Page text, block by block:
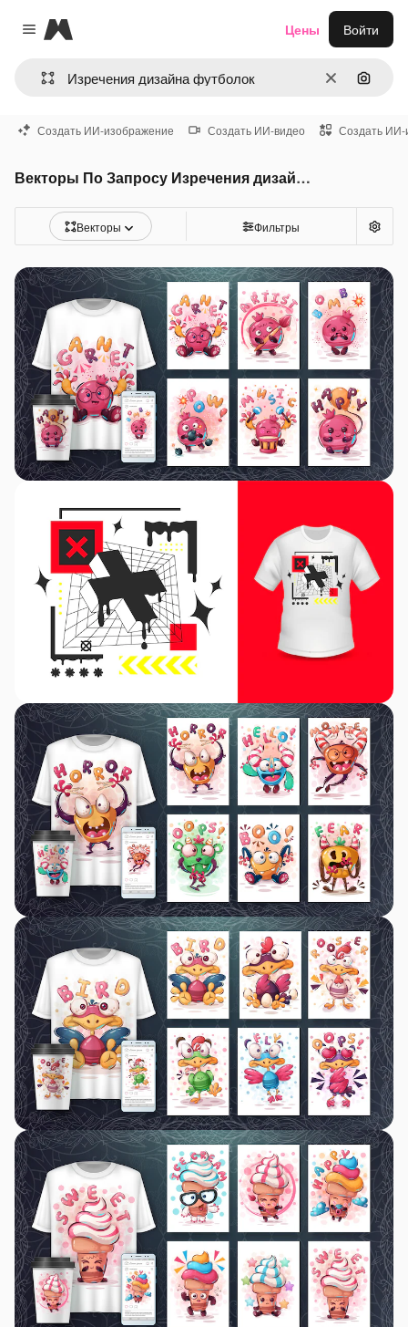
Close menu
Magnific
ОчиститьПоиск
Цены Войти
Создать ИИ-изображение Создать ИИ-видео Создать ИИ-
Векторы По Запросу Изречения дизайна футболок
Векторы Фильтры